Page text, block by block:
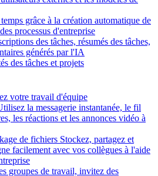
grâce à la création automatique de
processus d'entreprise
des tâches, résumés des tâches,
générés par l'IA
des tâches et projets
votre travail d'équipe
la messagerie instantanée, le fil
les réactions et les annonces vidéo à
de fichiers Stockez, partagez et
facilement avec vos collègues à l'aide
groupes de travail, invitez des